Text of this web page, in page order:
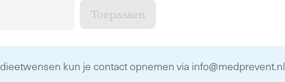
kun je contact opnemen via info@medprevent.nl